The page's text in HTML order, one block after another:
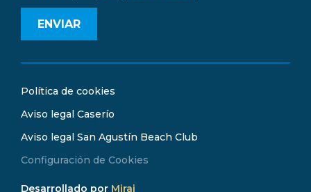
ENVIAR
Política de cookies
Aviso legal Caserío
Aviso legal San Agustín Beach Club
Configuración de Cookies
Desarrollado por Mirai